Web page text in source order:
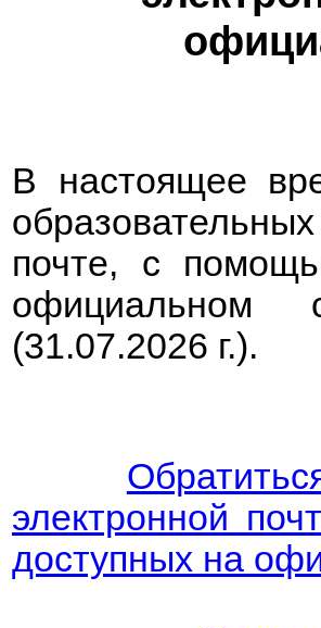
В настоящее
почте, с
официальном
(31.07.2026 г.).
электронной
доступных на